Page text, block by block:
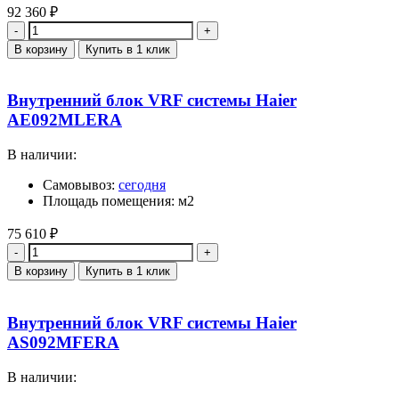
92 360 ₽
Количество
В корзину Купить в 1 клик
Внутренний блок VRF системы Haier
AE092MLERA
В наличии:
Самовывоз: сегодня
Площадь помещения: м2
75 610 ₽
Количество
В корзину Купить в 1 клик
Внутренний блок VRF системы Haier
AS092MFERA
В наличии: